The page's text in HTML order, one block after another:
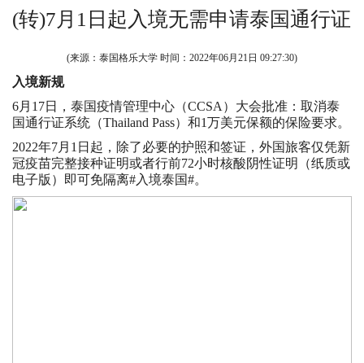
(转)7月1日起入境无需申请泰国通行证
(来源：泰国格乐大学 时间： 2022年06月21日 09:27:30)
入境新规
6月17日，泰国疫情管理中心（CCSA）大会批准：取消泰
国通行证系统（Thailand Pass）和1万美元保额的保险要求。
2022年7月1日起，除了必要的护照和签证，外国旅客仅凭新
冠疫苗完整接种证明或者行前72小时核酸阴性证明（纸质或
电子版）即可免隔离#入境泰国#。